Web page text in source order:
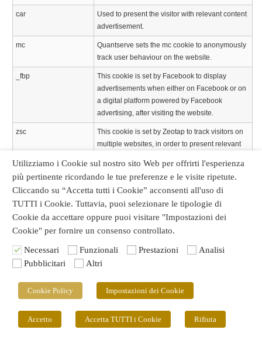
car
Used to present the visitor with relevant content
advertisement.
mc
Quantserve sets the mc cookie to anonymously
track user behaviour on the website.
_fbp
This cookie is set by Facebook to display
advertisements when either on Facebook or on
a digital platform powered by Facebook
advertising, after visiting the website.
zsc
This cookie is set by Zeotap to track visitors on
multiple websites, in order to present relevant
IDE
Google DoubleClick IDE cookies are used to
store information about how the user uses the
website to present them with relevant ads and
_cc_dc
The cookie is set by crwdcntrl.net to collect
average time spent on site, and what pages
have been loaded, for targeted advertising.
_cc_id
The cookie is set by crwdcntrl.net to collect
statistical data such as the number of visits,
average time spent on site, and what pages
have been loaded, for targeted advertising.
Utilizziamo i Cookie sul nostro sito Web per offrirti l'esperienza
più pertinente ricordando le tue preferenze e le visite ripetute.
Cliccando su “Accetta tutti i Cookie” acconsenti all'uso di
TUTTI i Cookie. Tuttavia, puoi selezionare le tipologie di
Cookie da accettare oppure puoi visitare "Impostazioni dei
Cookie" per fornire un consenso controllato.
Necessari Funzionali Prestazioni
Analisi
Pubblicitari
Altri
Cookie Policy Impostazioni dei Cookie
Accetto Accetta TUTTI i Cookie Rifiuta